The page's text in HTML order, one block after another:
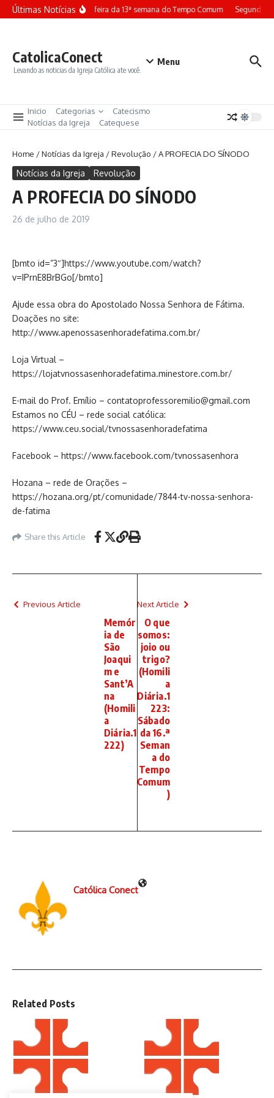
Ir para o conteúdo
Últimas NotíciasTerça-feira da 13ª semana do Tempo Comum Segunda-
CatolicaConect
Levando as noticias da Igreja Católica ate você.
Menu
Inicio Categorias
Catecismo
Notícias da Igreja
Catequese
Home /Notícias da Igreja /Revolução /A PROFECIA DO SÍNODO
Notícias da Igreja Revolução
A PROFECIA DO SÍNODO
26 de julho de 2019
[bmto id=”3″]https://www.youtube.com/watch?
v=IPrnE8BrBGo[/bmto]
Ajude essa obra do Apostolado Nossa Senhora de Fátima.
Doações no site:
http://www.apenossasenhoradefatima.com.br/
Loja Virtual –
https://lojatvnossasenhoradefatima.minestore.com.br/
E-mail do Prof. Emílio – contatoprofessoremilio@gmail.com
Estamos no CÉU – rede social católica:
https://www.ceu.social/tvnossasenhoradefatima
Facebook – https://www.facebook.com/tvnossasenhora
Hozana – rede de Orações –
https://hozana.org/pt/comunidade/7844-tv-nossa-senhora-
de-fatima
Share this Article
Previous Article
Memór
ia de
São
Joaqui
m e
Sant’A
na
(Homili
a
Diária.1
222)
Next Article
O que
somos:
joio ou
trigo?
(Homili
a
Diária.1
223:
Sábado
da 16.ª
Seman
a do
Tempo
Comum
)
Católica Conect
Related Posts